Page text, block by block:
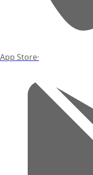
App Store·